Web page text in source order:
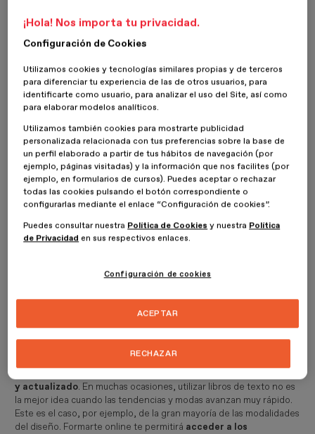
¿En qué me beneficia estudiar diseño online?
10 Junio 2018Antonio Ruiz
Estudiar diseño online con los recursos más actualizados
Una de las principales ventajas de estudiar diseño online es el
y actualizado. En muchas ocasiones, utilizar libros de texto no es
la mejor idea cuando las tendencias y modas avanzan muy rápido.
Este es el caso, por ejemplo, de la gran mayoría de las modalidades
del diseño. Formarte online te permitirá acceder a los
¡Hola! Nos importa tu privacidad.
Configuración de Cookies
Utilizamos cookies y tecnologías similares propias y de terceros
para diferenciar tu experiencia de las de otros usuarios, para
identificarte como usuario, para analizar el uso del Site, así como
para elaborar modelos analíticos.
Utilizamos también cookies para mostrarte publicidad
personalizada relacionada con tus preferencias sobre la base de
un perfil elaborado a partir de tus hábitos de navegación (por
ejemplo, páginas visitadas) y la información que nos facilites (por
ejemplo, en formularios de cursos). Puedes aceptar o rechazar
todas las cookies pulsando el botón correspondiente o
configurarlas mediante el enlace “Configuración de cookies”.
Puedes consultar nuestra Política de Cookies y nuestra Política
de Privacidad en sus respectivos enlaces.
Configuración de cookies
RECHAZAR
ACEPTAR